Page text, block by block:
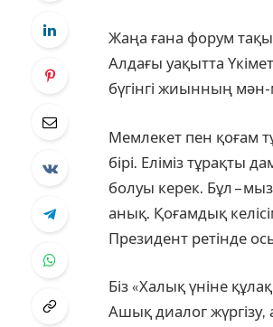
Жаңа ғана форум
Алдағы уақытта
бүгінгі жиынның
Мемлекет пен қоғам
бірі. Еліміз тұрақты
болуы керек. Бұл –
анық. Қоғамдық
Президент ретінде
Біз «Халық үніне
Ашық диалог